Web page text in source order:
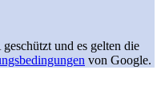
und es gelten die
von Google.